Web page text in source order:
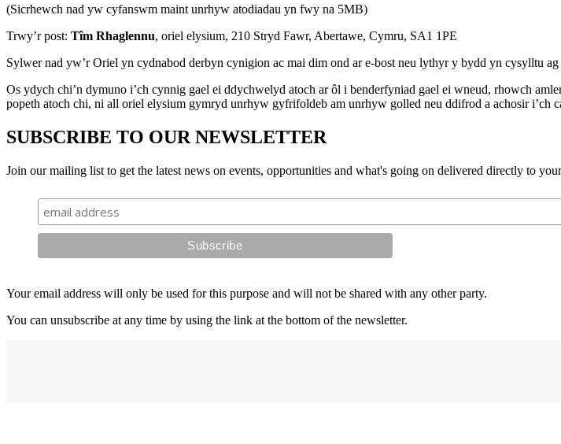
(Sicrhewch nad yw cyfanswm maint unrhyw atodiadau yn fwy na 5MB)
Trwy’r post: Tîm Rhaglennu, oriel elysium, 210 Stryd Fawr, Abertawe, Cymru, SA1 1PE
Sylwer nad yw’r Oriel yn cydnabod derbyn cynigion ac mai dim ond ar e-bost neu lythyr y bydd yn cysylltu
Os ydych chi’n dymuno i’ch cynnig gael ei ddychwelyd atoch ar ôl i benderfyniad gael ei wneud, rhowch
popeth atoch chi, ni all oriel elysium gymryd unrhyw gyfrifoldeb am unrhyw golled neu ddifrod a achosir i’ch
SUBSCRIBE TO OUR NEWSLETTER
Join our mailing list to get the latest news on events, opportunities and what's going on delivered directly to
Your email address will only be used for this purpose and will not be shared with any other party.
You can unsubscribe at any time by using the link at the bottom of the newsletter.